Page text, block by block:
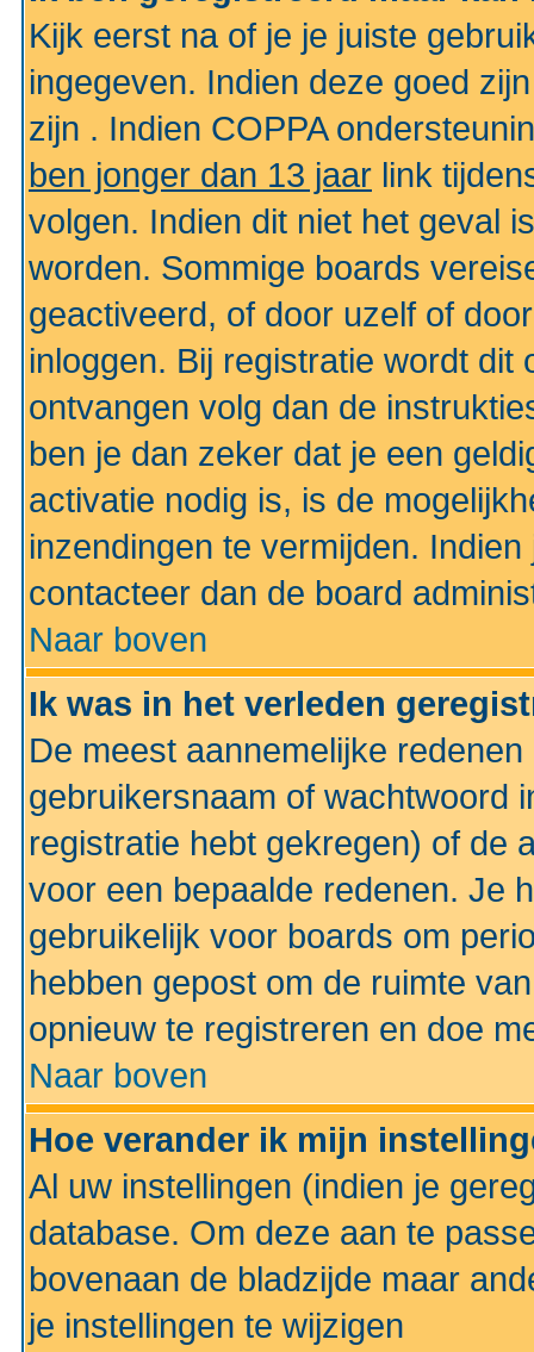
Kijk eerst na of je je juiste
ingegeven. Indien deze goed
zijn . Indien COPPA
ben jonger dan 13 jaar link
volgen. Indien dit niet het geval
worden. Sommige boards
geactiveerd, of door uzelf of
inloggen. Bij registratie wordt dit
ontvangen volg dan de
ben je dan zeker dat je een
activatie nodig is, is de
inzendingen te vermijden.
contacteer dan de board
Naar boven
Ik was in het verleden
De meest aannemelijke
gebruikersnaam of wachtwoord
registratie hebt gekregen) of de
voor een bepaalde redenen. Je
gebruikelijk voor boards om
hebben gepost om de ruimte
opnieuw te registreren en doe
Naar boven
Hoe verander ik mijn
Al uw instellingen (indien je
database. Om deze aan te
bovenaan de bladzijde maar
je instellingen te wijzigen